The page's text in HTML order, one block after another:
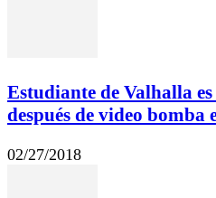
Estudiante de Valhalla
después de video bomba
02/27/2018